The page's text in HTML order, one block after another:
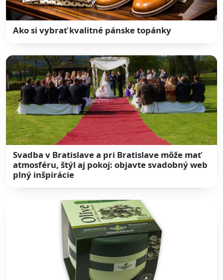
Ako si vybrať kvalitné pánske topánky
Svadba v Bratislave a pri Bratislave môže mať
atmosféru, štýl aj pokoj: objavte svadobný web
plný inšpirácie